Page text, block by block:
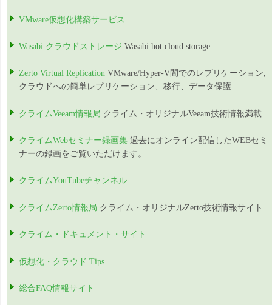
VMware仮想化構築サービス
Wasabi クラウドストレージ Wasabi hot cloud storage
Zerto Virtual Replication VMware/Hyper-V間でのレプリケーション,
クラウドへの簡単レプリケーション、移行、データ保護
クライムVeeam情報局 クライム・オリジナルVeeam技術情報満載
クライムWebセミナー録画集 過去にオンライン配信したWEBセミ
ナーの録画をご覧いただけます。
クライムYouTubeチャンネル
クライムZerto情報局 クライム・オリジナルZerto技術情報サイト
クライム・ドキュメント・サイト
仮想化・クラウド Tips
総合FAQ情報サイト